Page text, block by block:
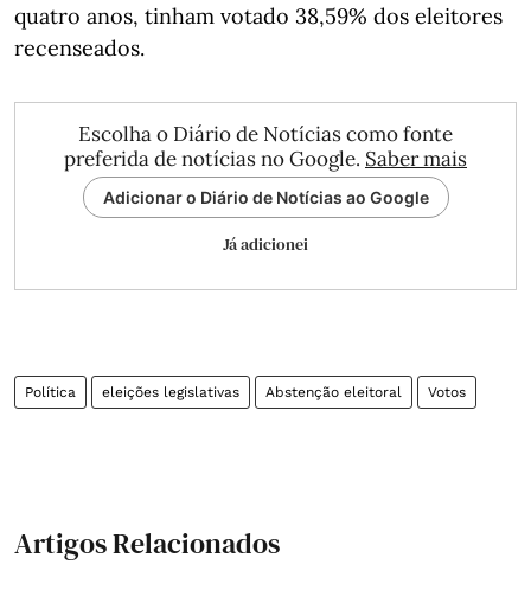
quatro anos, tinham votado 38,59% dos eleitores
recenseados.
Escolha o Diário de Notícias como fonte
preferida de notícias no Google. Saber mais
Adicionar o Diário de Notícias ao Google
Já adicionei
Política eleições legislativas Abstenção eleitoral Votos
Artigos Relacionados